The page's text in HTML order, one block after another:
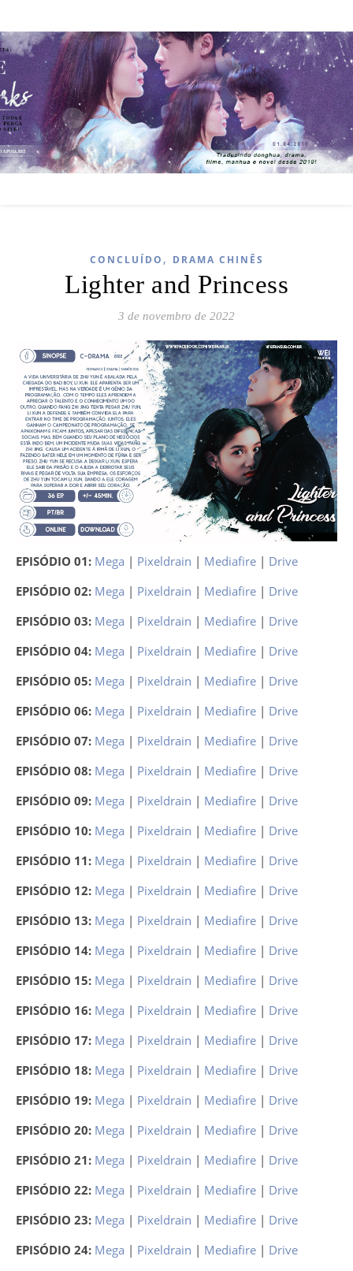
CONCLUÍDO , DRAMA CHINÊS
Lighter and Princess
3 de novembro de 2022
EPISÓDIO 01: Mega | Pixeldrain | Mediafire | Drive
EPISÓDIO 02: Mega | Pixeldrain | Mediafire | Drive
EPISÓDIO 03: Mega | Pixeldrain | Mediafire | Drive
EPISÓDIO 04: Mega | Pixeldrain | Mediafire | Drive
EPISÓDIO 05: Mega | Pixeldrain | Mediafire | Drive
EPISÓDIO 06: Mega | Pixeldrain | Mediafire | Drive
EPISÓDIO 07: Mega | Pixeldrain | Mediafire | Drive
EPISÓDIO 08: Mega | Pixeldrain | Mediafire | Drive
EPISÓDIO 09: Mega | Pixeldrain | Mediafire | Drive
EPISÓDIO 10: Mega | Pixeldrain | Mediafire | Drive
EPISÓDIO 11: Mega | Pixeldrain | Mediafire | Drive
EPISÓDIO 12: Mega | Pixeldrain | Mediafire | Drive
EPISÓDIO 13: Mega | Pixeldrain | Mediafire | Drive
EPISÓDIO 14: Mega | Pixeldrain | Mediafire | Drive
EPISÓDIO 15: Mega | Pixeldrain | Mediafire | Drive
EPISÓDIO 16: Mega | Pixeldrain | Mediafire | Drive
EPISÓDIO 17: Mega | Pixeldrain | Mediafire | Drive
EPISÓDIO 18: Mega | Pixeldrain | Mediafire | Drive
EPISÓDIO 19: Mega | Pixeldrain | Mediafire | Drive
EPISÓDIO 20: Mega | Pixeldrain | Mediafire | Drive
EPISÓDIO 21: Mega | Pixeldrain | Mediafire | Drive
EPISÓDIO 22: Mega | Pixeldrain | Mediafire | Drive
EPISÓDIO 23: Mega | Pixeldrain | Mediafire | Drive
EPISÓDIO 24: Mega | Pixeldrain | Mediafire | Drive